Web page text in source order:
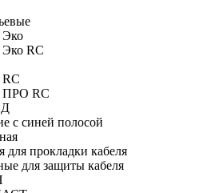
RC
ПРО RC
с синей полосой
прокладки кабеля
для защиты кабеля